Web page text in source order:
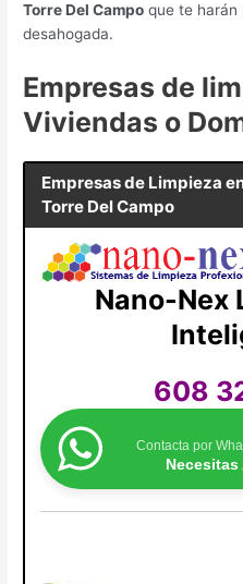
Torre Del Campo que te harán
desahogada.
Empresas de
Viviendas o
Empresas de Limpieza
Torre Del Campo
Nano-Nex
608
Contacta por
Necesitas